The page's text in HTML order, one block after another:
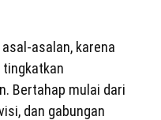
asalan, karena
tingkatkan
Bertahap mulai dari
dan gabungan